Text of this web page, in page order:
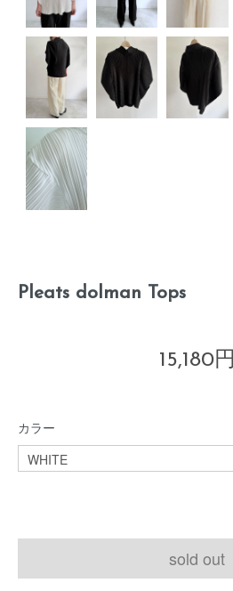
Pleats dolman Tops
15,180円
カラー
sold out